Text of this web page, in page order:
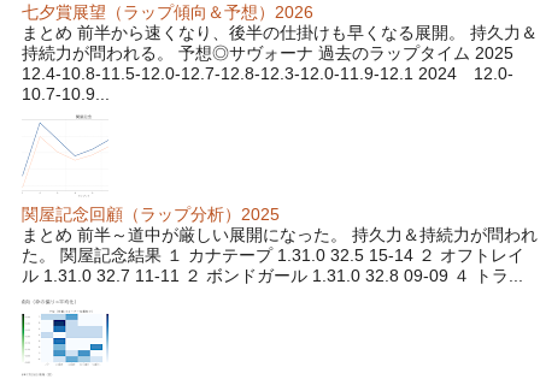
七夕賞展望（ラップ傾向＆予想）2026
まとめ 前半から速くなり、後半の仕掛けも早くなる展開。 持久力＆
持続力が問われる。 予想◎サヴォーナ 過去のラップタイム 2025
12.4-10.8-11.5-12.0-12.7-12.8-12.3-12.0-11.9-12.1 2024 12.0-
10.7-10.9...
関屋記念回顧（ラップ分析）2025
まとめ 前半～道中が厳しい展開になった。 持久力＆持続力が問われ
た。 関屋記念結果 １ カナテープ 1.31.0 32.5 15-14 ２ オフトレイ
ル 1.31.0 32.7 11-11 ２ ボンドガール 1.31.0 32.8 09-09 ４ トラ...